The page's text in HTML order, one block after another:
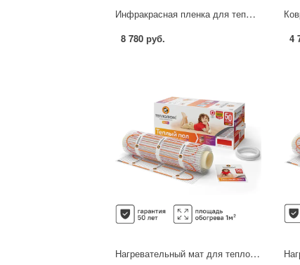
Инфракрасная пленка для теплого пола Caleo Grid 5 м2 1100 Вт
8 780 руб. 4
Нагревательный мат для теплого пола Теплолюкс Tropix 1 м2 160 Вт